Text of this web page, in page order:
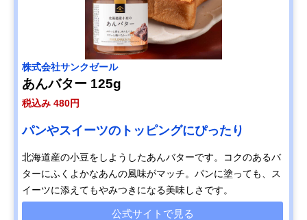
株式会社サンクゼール
あんバター 125g
税込み 480円
パンやスイーツのトッピングにぴったり
北海道産の小豆をしようしたあんバターです。コクのあるバ
ターにふくよかなあんの風味がマッチ。パンに塗っても、ス
イーツに添えてもやみつきになる美味しさです。
公式サイトで見る